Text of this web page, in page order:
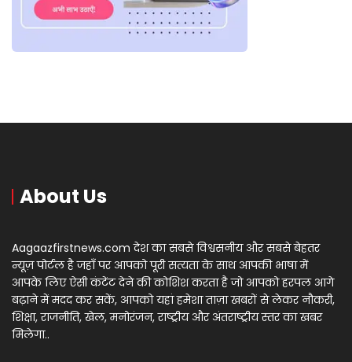
About Us
Aagaazfirstnews.com देश का सबसे विश्वसनीय और सबसे बेहतर
न्यूज़ पोर्टल है जहाँ पर आपको पूरी सत्यता के साथ आपकी भाषा में
आपके लिए ऐसी कंटेंट देने की कोशिश करता है जो आपको हरपल आगे
बढ़ाने में मदद कर सकें, आपको यहां हमेशा ताज़ा खबरों से लेकर नौकरी,
शिक्षा, राजनीति, खेल, मनोरंजन, राष्ट्रीय और अंतराष्ट्रीय स्तर का खबर
मिलेगा..